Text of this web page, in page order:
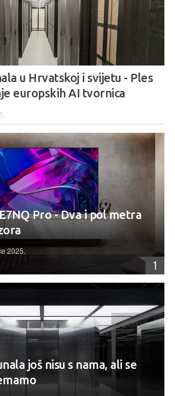
u Hrvatskoj i svijetu - Ples
europskih AI tvornica
Pro - Dva i pol metra
2025.
1
još nisu s nama, ali se